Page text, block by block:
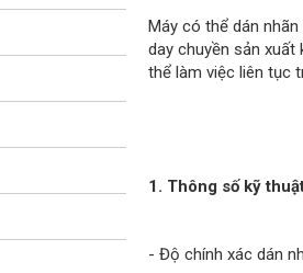
Máy có thể dán
day chuyền sản
thể làm việc liên tục
1. Thông số kỹ
- Độ chính xác dán